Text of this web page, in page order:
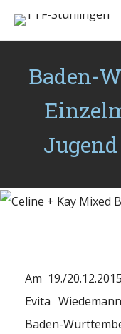
Baden-
Jugend
Am 19./
Evita
Baden-